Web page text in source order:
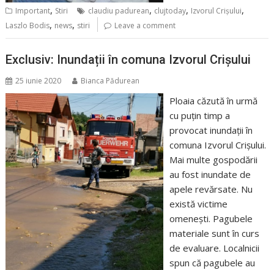
Important, Stiri claudiu padurean, clujtoday, Izvorul Crișului,
Laszlo Bodis, news, stiri Leave a comment
Exclusiv: Inundații în comuna Izvorul Crișului
25 iunie 2020 Bianca Pădurean
Ploaia căzută în urmă
cu puțin timp a
provocat inundații în
comuna Izvorul Crișului.
Mai multe gospodării
au fost inundate de
apele revărsate. Nu
există victime
omenești. Pagubele
materiale sunt în curs
de evaluare. Localnicii
spun că pagubele au